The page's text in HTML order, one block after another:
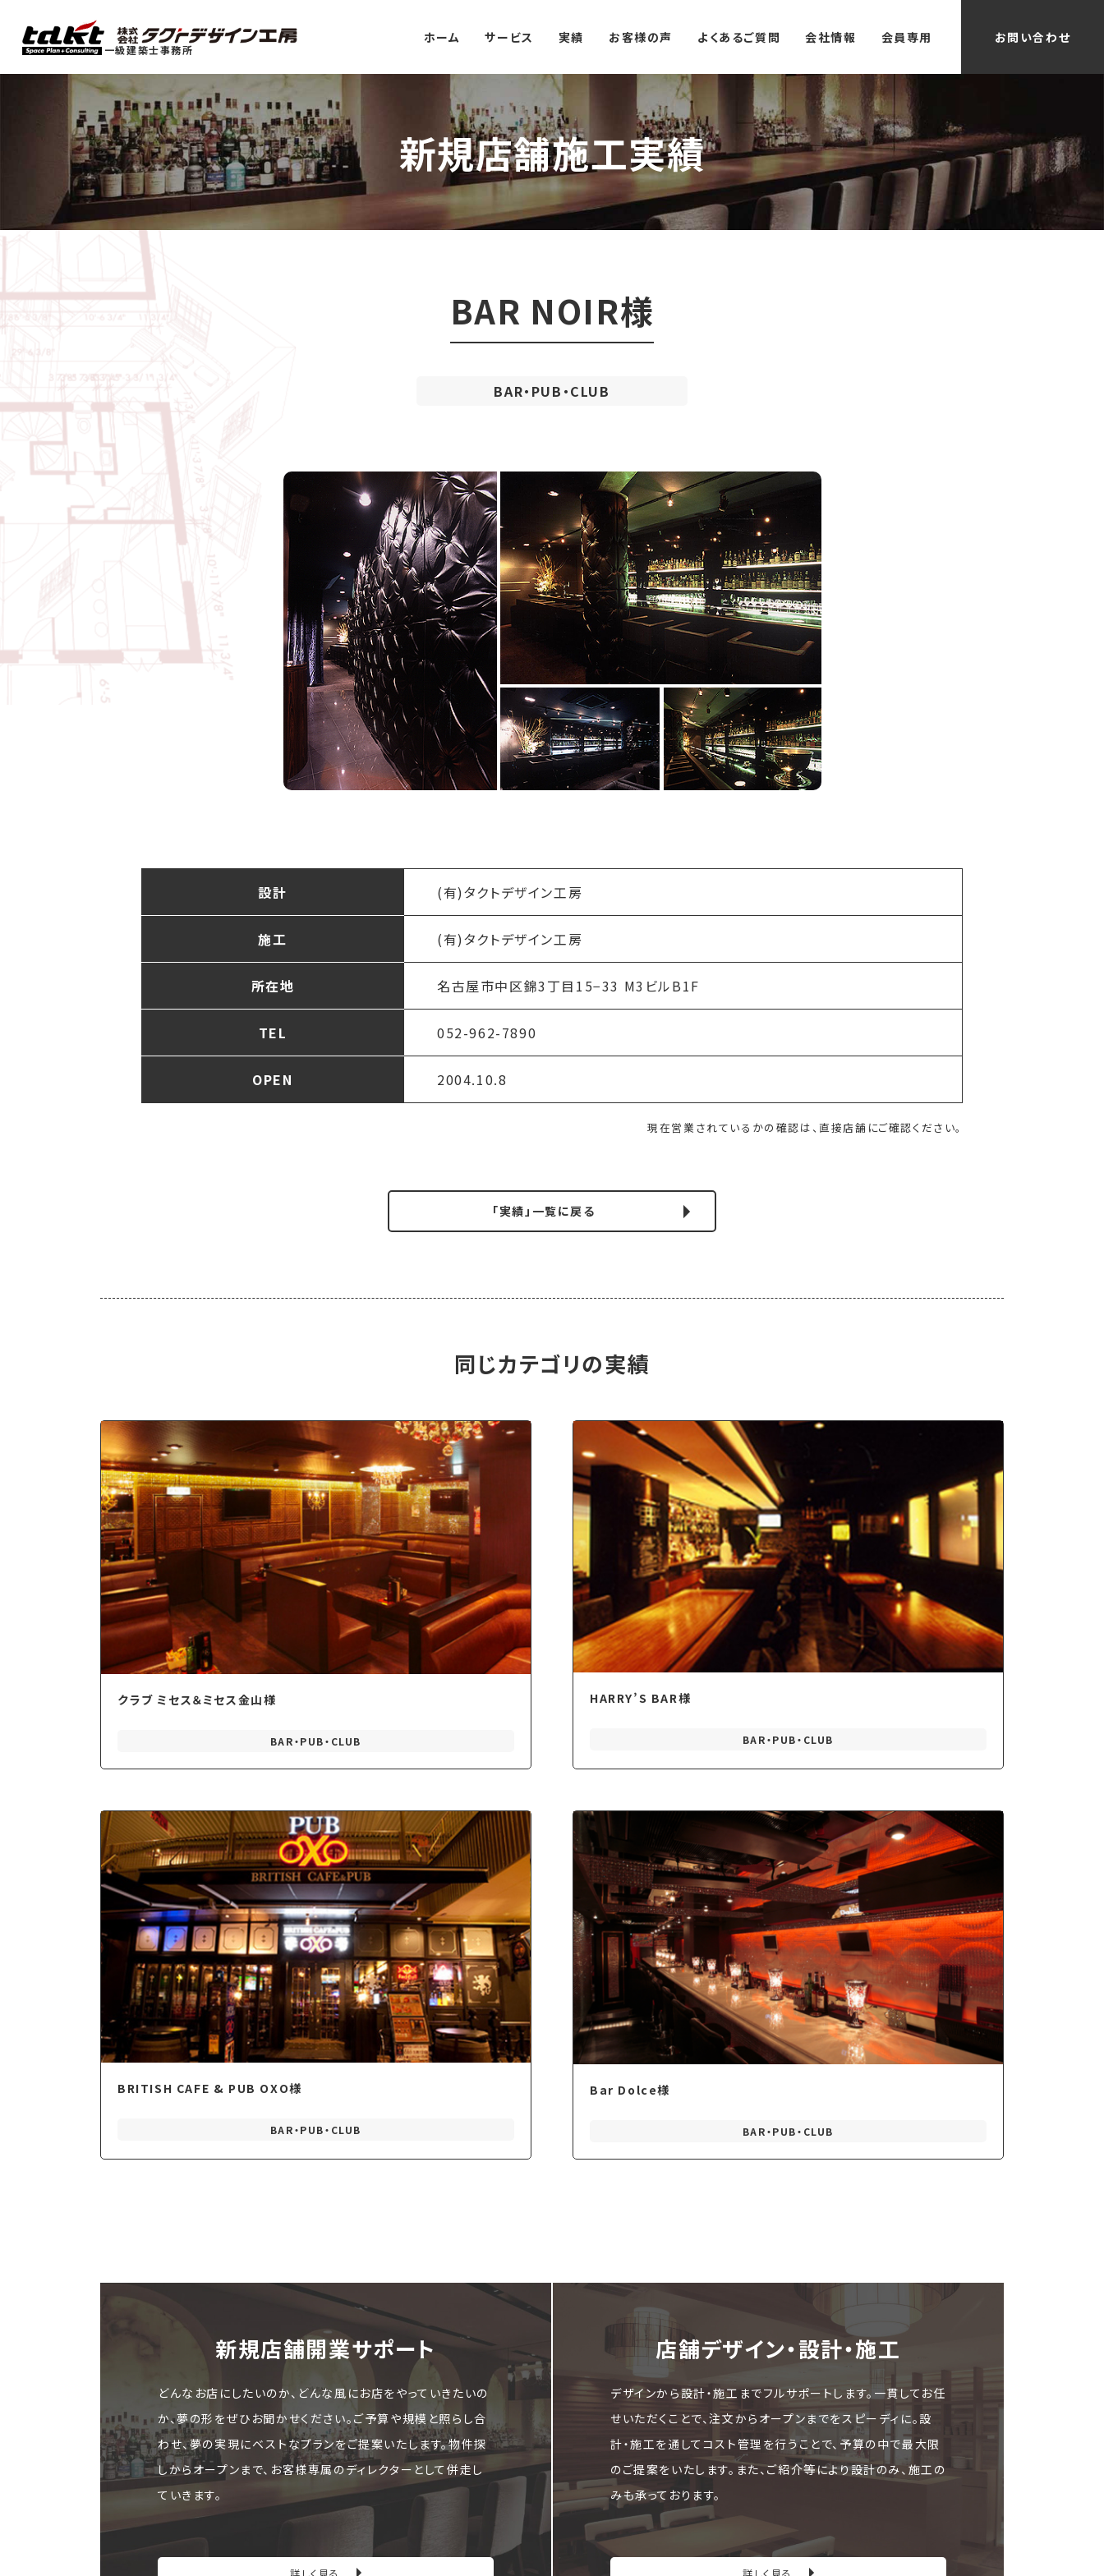
一級建築士事務所
ホーム サービス 実績 お客様の声 よくあるご質問 会社情報 会員専用 お問い合わせ
新規店舗施工実績
BAR NOIR様
BAR・PUB・CLUB
設計 (有)タクトデザイン工房
施工 (有)タクトデザイン工房
所在地 名古屋市中区錦3丁目15−33 M3ビルB1F
TEL 052-962-7890
OPEN 2004.10.8
現在営業されているかの確認は、直接店舗にご確認ください。
「実績」一覧に戻る
同じカテゴリの実績
クラブ ミセス＆ミセス金山様
BAR・PUB・CLUB
HARRY’S BAR様
BAR・PUB・CLUB
BRITISH CAFE & PUB OXO様
BAR・PUB・CLUB
Bar Dolce様
BAR・PUB・CLUB
新規店舗開業サポート
どんなお店にしたいのか、どんな風にお店をやっていきたいの
か、夢の形をぜひお聞かせください。ご予算や規模と照らし合
わせ、夢の実現にベストなプランをご提案いたします。物件探
しからオープンまで、お客様専属のディレクターとして併走し
ていきます。
詳しく見る
店舗デザイン・設計・施⼯
デザインから設計・施工までフルサポートします。一貫してお任
せいただくことで、注文からオープンまでをスピーディに。設
計・施工を通してコスト管理を行うことで、予算の中で最大限
のご提案をいたします。また、ご紹介等により設計のみ、施工の
みも承っております。
詳しく見る